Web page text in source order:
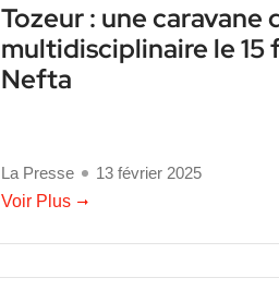
Tozeur : une caravane
multidisciplinaire le 15
Nefta
La Presse
13 février 2025
Voir Plus